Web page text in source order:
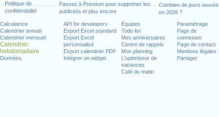
Politique de
confidentialité
Passez à Premium pour supprimer les
publicités et plus encore
Combien de jours ouvrés
en 2026 ?
Calculatrice
Calendrier annuel
Calendrier mensuel
Calendrier
hebdomadaire
Données
API for developers
Export Excel standard
Export Excel
personnalisé
Export calendrier PDF
Intégrer un widget
Équipes
Todo list
Mes anniversaires
Centre de rappels
Mon planning
L'optimiseur de
vacances
Café du matin
Paramétrage
Page de
connexion
Page de contact
Mentions légales
Partager